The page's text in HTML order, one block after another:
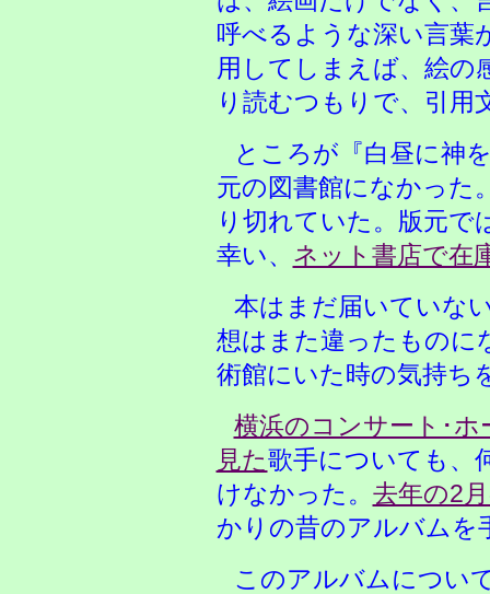
呼べるような深い言葉
用してしまえば、絵の
り読むつもりで、引用
ところが『白昼に神
元の図書館になかった
り切れていた。版元で
幸い、 ネット書店で在
本はまだ届いていな
想はまた違ったものに
術館にいた時の気持ち
横浜のコンサート･
見た歌手についても、
けなかった。 去年の2
かりの昔のアルバムを
このアルバムについ